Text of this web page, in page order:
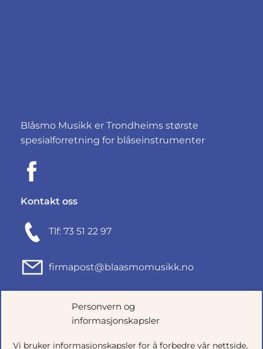
Personvern og
informasjonskapsler
Vi bruker informasjonskapsler for å forbedre vår nettside,
Blåsmo Musikk er Trondheims største
spesialforretning for blåseinstrumenter
Kontakt oss
Tlf: 73 51 22 97
firmapost@blaasmomusikk.no
Fjordgata 46, 7010 TRONDHEIM